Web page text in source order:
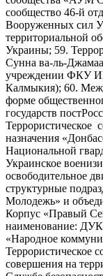
сообщество 46-й
Вооруженных сил
территориальной
Украины; 59.
Сунна ва-ль-
учреждении ФКУ
Калмыкия); 60.
форме
государств
Террористическое
назначения
Национальной
Украинское
освободительное
структурные
Молодежь» и
Корпус «Правый
наименование: ДУК
«Народное
Террористическое
совершения на